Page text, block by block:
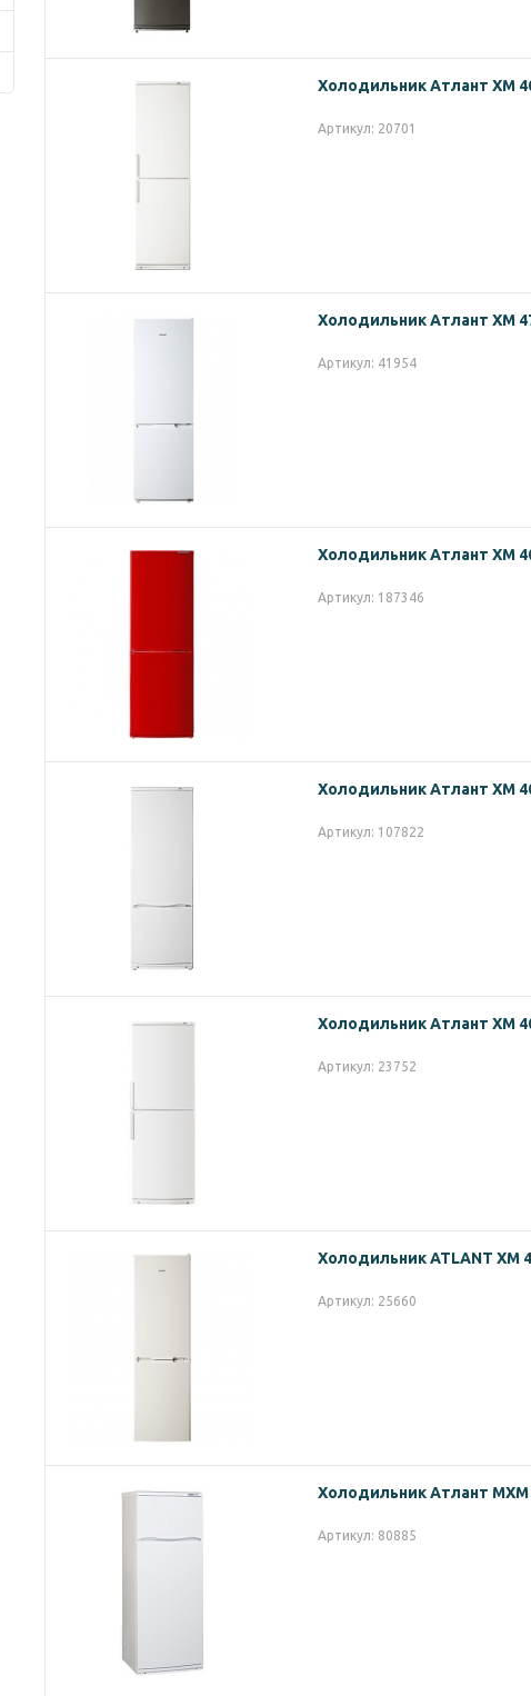
Холодильник Атлант ХМ
Артикул: 20701
Холодильник Атлант ХМ
Артикул: 41954
Холодильник Атлант ХМ
Артикул: 187346
Холодильник Атлант ХМ
Артикул: 107822
Холодильник Атлант ХМ
Артикул: 23752
Холодильник ATLANT ХМ
Артикул: 25660
Холодильник Атлант МХМ
Артикул: 80885